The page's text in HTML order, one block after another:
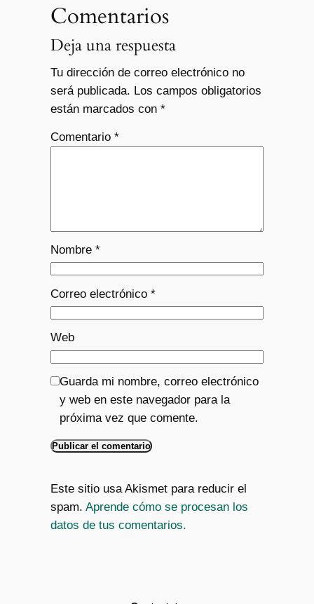
Comentarios
Deja una respuesta
Tu dirección de correo electrónico no
será publicada. Los campos obligatorios
están marcados con *
Comentario *
Nombre *
Correo electrónico *
Web
Guarda mi nombre, correo electrónico
y web en este navegador para la
próxima vez que comente.
Este sitio usa Akismet para reducir el
spam. Aprende cómo se procesan los
datos de tus comentarios.